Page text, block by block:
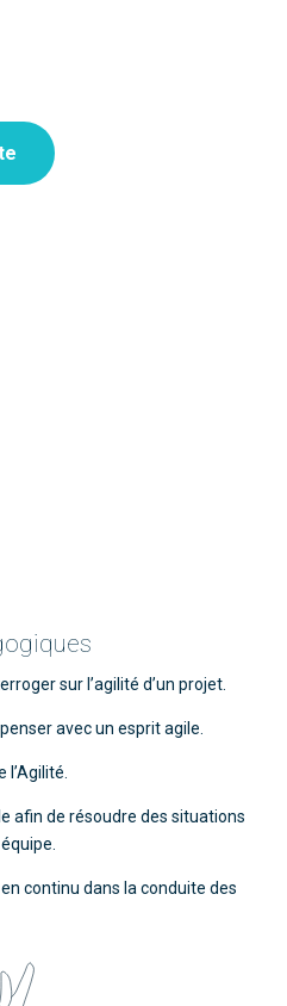
sur l’agilité d’un projet.
avec un esprit agile.
l’Agilité.
afin de résoudre des situations
continu dans la conduite des